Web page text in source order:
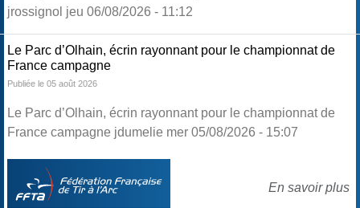
jrossignol jeu 06/08/2026 - 11:12
Le Parc d’Olhain, écrin rayonnant pour le championnat de
France campagne
Publiée le 05 août 2026
Le Parc d’Olhain, écrin rayonnant pour le championnat de
France campagne jdumelie mer 05/08/2026 - 15:07
En savoir plus